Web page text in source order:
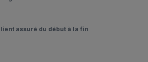
assuré du début à la fin